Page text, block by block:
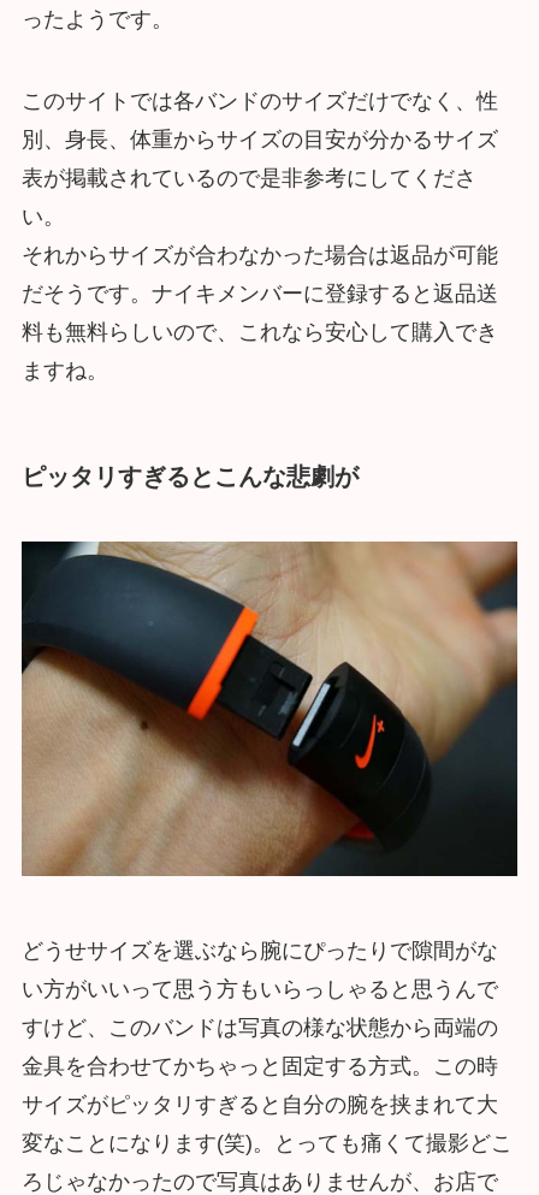
ったようです。
このサイトでは各バンドのサイズだけでなく、性
別、身長、体重からサイズの目安が分かるサイズ
表が掲載されているので是非参考にしてくださ
い。
それからサイズが合わなかった場合は返品が可能
だそうです。ナイキメンバーに登録すると返品送
料も無料らしいので、これなら安心して購入でき
ますね。
ピッタリすぎるとこんな悲劇が
どうせサイズを選ぶなら腕にぴったりで隙間がな
い方がいいって思う方もいらっしゃると思うんで
すけど、このバンドは写真の様な状態から両端の
金具を合わせてかちゃっと固定する方式。この時
サイズがピッタリすぎると自分の腕を挟まれて大
変なことになります(笑)。とっても痛くて撮影どこ
ろじゃなかったので写真はありませんが、お店で